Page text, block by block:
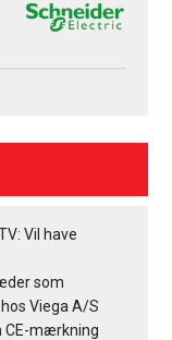
Vil have
som
Viega A/S
CE-mærkning